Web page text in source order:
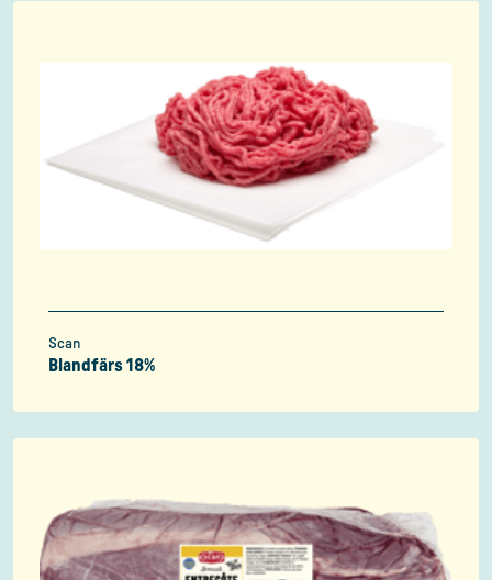
Scan
Blandfärs 18%